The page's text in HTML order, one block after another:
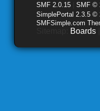
SMF 2.0.15 SMF ©
SimplePortal 2.3.5 ©
SMFSimple.com
Boards